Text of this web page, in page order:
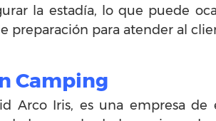
la estadía, lo que puede
preparación para atender al
Camping
Arco Iris, es una empresa